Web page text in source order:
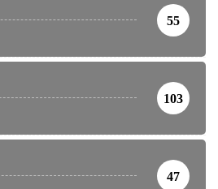
55
103
47